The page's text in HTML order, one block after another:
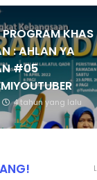
KHAS
: AHLAN YA
#05
4 tahun yang lalu